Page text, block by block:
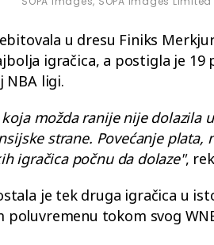
u dresu Finiks
igračica, a postigla je
NBA ligi.
možda ranije nije dolazila
strane. Povećanje plata,
igračica počnu da dolaze",
je tek druga igračica u
poluvremenu tokom svog